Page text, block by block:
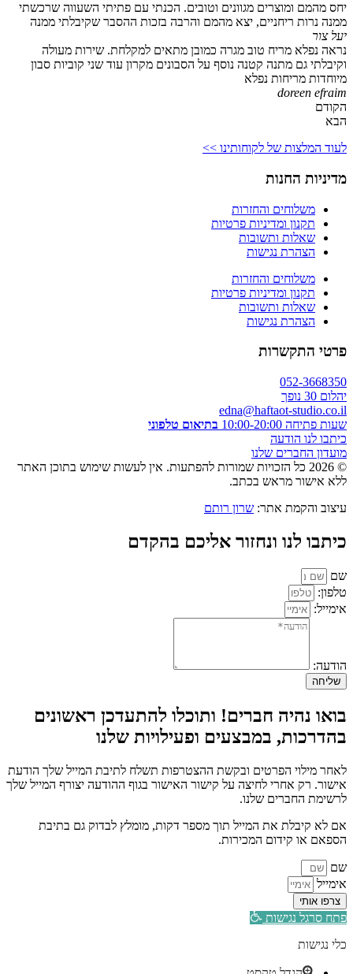
יחס מהמם ומוצרים מגוונים וטובים. הכנתי עם פתיתי השעווה שרכשתי
ממנה נרות ריחניים, יצא מהמם והרבה בזכות ההסבר שקיבלתי ממנה
יעל צור
נראה נפלא מריח טוב מגרה כמובן מתאים למקלחת. שירות מעולה
וקיבלתי גם מתנה קטנה נוסף על הסבונים מקרון עוד שני קוביות סבון
מיוחדות מריחות נפלא
doreen efraim
הקודם
הבא
לעוד המלצות של לקוחותינו >>
מדיניות החנות
משלוחים והחזרות
תקנון ומדיניות פרטיות
שאלות ותשובות
הצהרת נגישות
משלוחים והחזרות
תקנון ומדיניות פרטיות
שאלות ותשובות
הצהרת נגישות
פרטי התקשרות
052-3668350
יהלום 30 נופך
edna@haftaot-studio.co.il
שעות פתיחה 10:00-20:00
בתיאום טלפוני
כיתבו לנו הודעה
מועדון החברים שלנו
© 2026 כל הזכויות שמורות להפתעות. אין לעשות שימוש בתוכן האתר
ללא אישור מראש בכתב.
עיצוב והקמת אתר: שרון רותם
כיתבו לנו ונחזור אליכם בהקדם
שם
טלפון:
אימייל:
הודעה:
שליחה
בואו נהיה חברים! ותוכלו להתעדכן ראשונים
בהדרכות, במבצעים ופעילויות שלנו
לאחר מילוי הפרטים ובקשת ההצטרפות תשלח לתיבת המייל שלך הודעת
אישור. רק אחרי לחיצה על קישור האישור בגוף ההודעה יצורף המייל שלך
לרשימת החברים שלנו.
אם לא קיבלת את המייל תוך מספר דקות, מומלץ לבדוק גם בתיבת
הספאם או קידום המכירות.
שם
אימייל
צרפו אותי
פתח סרגל נגישות
כלי נגישות